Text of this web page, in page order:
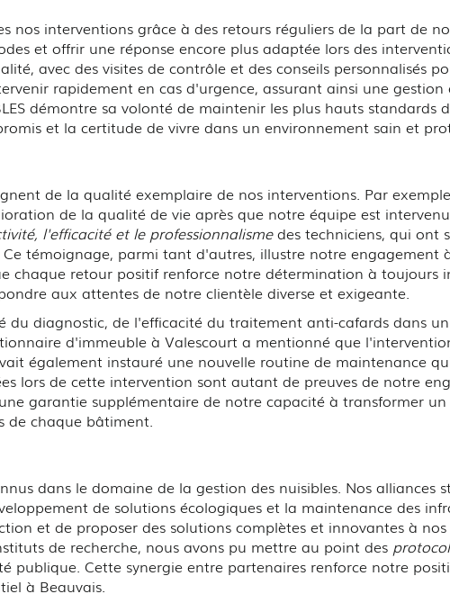
interventions grâce à des retours réguliers de la part de
et offrir une réponse encore plus adaptée lors des
avec des visites de contrôle et des conseils personnalisés
rapidement en cas d'urgence, assurant ainsi une gestion
démontre sa volonté de maintenir les plus hauts standards
et la certitude de vivre dans un environnement sain et
de la qualité exemplaire de nos interventions. Par
de la qualité de vie après que notre équipe est
l'efficacité et le professionnalismedes techniciens, qui ont
témoignage, parmi tant d'autres, illustre notre engagement
chaque retour positif renforce notre détermination à toujours
aux attentes de notre clientèle diverse et exigeante.
du diagnostic, de l'efficacité du traitement anti-cafards dans
d'immeuble à Valescourt a mentionné que
également instauré une nouvelle routine de maintenance
lors de cette intervention sont autant de preuves de notre
garantie supplémentaire de notre capacité à transformer
de chaque bâtiment.
dans le domaine de la gestion des nuisibles. Nos alliances
de solutions écologiques et la maintenance des
et de proposer des solutions complètes et innovantes à nos
de recherche, nous avons pu mettre au point des
Cette synergie entre partenaires renforce notre
à Beauvais.